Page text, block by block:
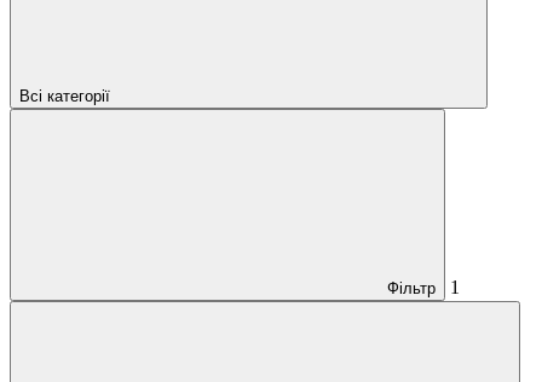
Всі категорії
Фільтр 1